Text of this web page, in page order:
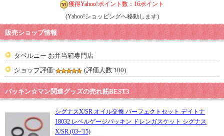
獲得Yahoo!ポイント数：16ポイント
(Yahoo!ショッピングへ移動します)
販売ショップ情報
タベルニー お弁当箱専門店
ショップ評価:
(評価人数 100)
パッキン☆マン関連グッズの売れ筋BEST3
シグナスX/SR オイル交換 パーフェクトセット デイトナ
18032 レベルゲージパッキン ドレンガスケット シグナス
X/SR (03~'15)